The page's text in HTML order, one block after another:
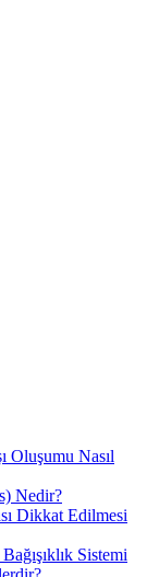
Oluşumu Nasıl
Nedir?
Dikkat Edilmesi
Sistemi